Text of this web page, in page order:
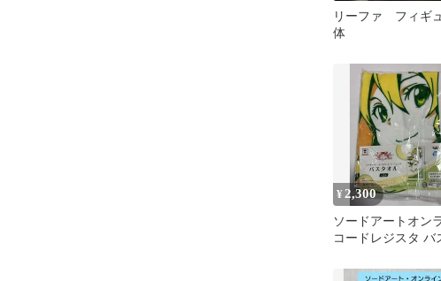
リーファ フィギ
体
¥ 2,300
ソードアートオン
コードレジスタ バ